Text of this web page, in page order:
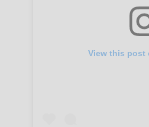
View this post